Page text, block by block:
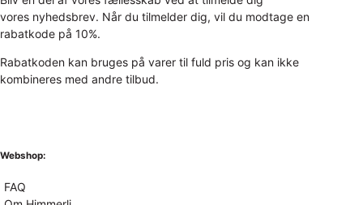
vores nyhedsbrev. Når du tilmelder dig, vil du modtage en
rabatkode på 10%.
Rabatkoden kan bruges på varer til fuld pris og kan ikke
kombineres med andre tilbud.
Webshop:
FAQ